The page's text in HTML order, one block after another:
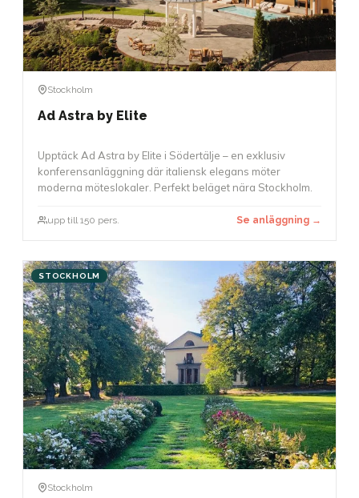
Stockholm
Ad Astra by Elite
Upptäck Ad Astra by Elite i Södertälje – en exklusiv
konferensanläggning där italiensk elegans möter
moderna möteslokaler. Perfekt beläget nära Stockholm.
upp till 150 pers. Se anläggning →
STOCKHOLM
Stockholm